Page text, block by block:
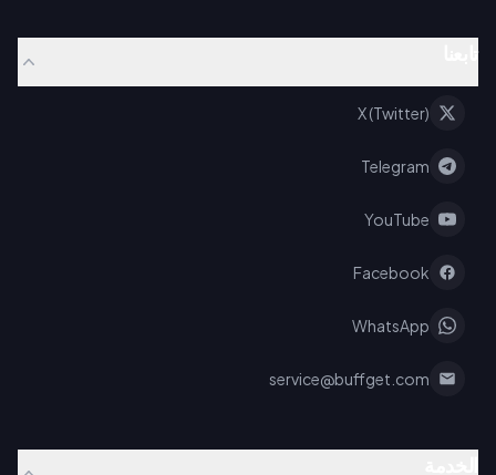
X (Twitter)
Telegram
YouTube
Facebook
WhatsApp
service@buffget.com